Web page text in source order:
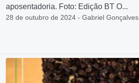
aposentadoria. Foto: Edição BT O...
28 de outubro de 2024 - Gabriel Gonçalves